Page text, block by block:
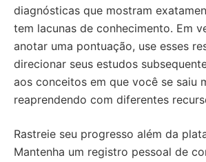
diagnósticas que mostram
tem lacunas de conhecimento. Em
anotar uma pontuação, use esses
direcionar seus estudos
aos conceitos em que você se saiu
reaprendendo com diferentes
Rastreie seu progresso além da
Mantenha um registro pessoal de